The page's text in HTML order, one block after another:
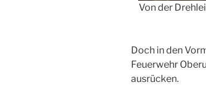
Von der
Doch in den
Feuerwehr
ausrücken.